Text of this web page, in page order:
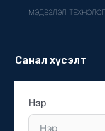
МЭДЭЭЛЭЛ
Санал хүсэлт
Нэр